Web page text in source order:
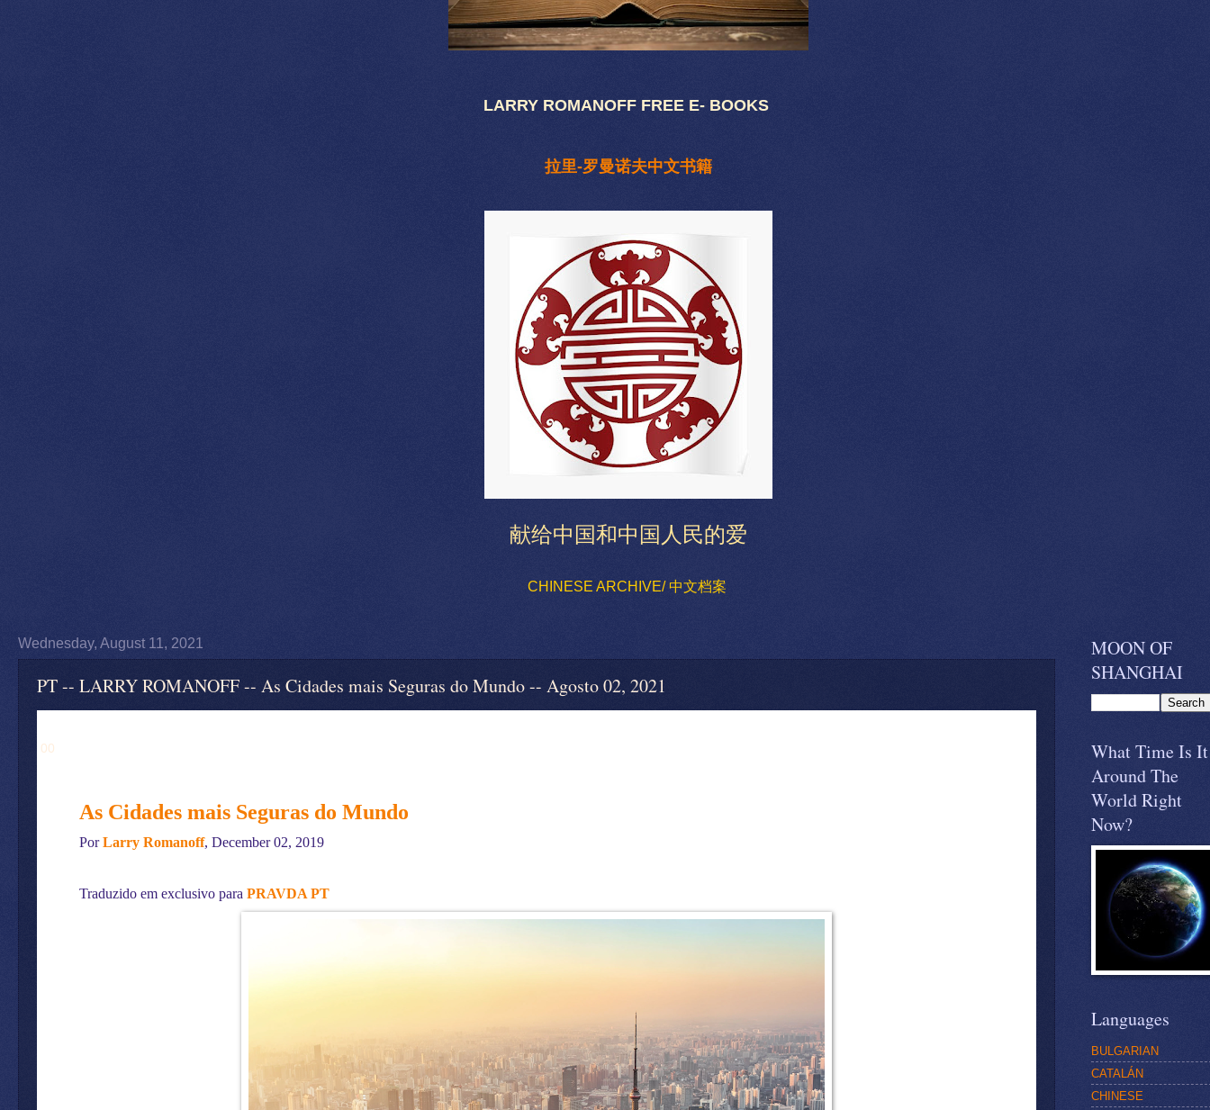
LARRY ROMANOFF FREE E- BOOKS
拉里-罗曼诺夫中文书籍
献给中国和中国人民的爱
CHINESE ARCHIVE/ 中文档案
Wednesday, August 11, 2021
PT -- LARRY ROMANOFF -- As Cidades mais Seguras do Mundo -- Agosto 02, 2021
00
As Cidades mais Seguras do Mundo
PorLarry Romanoff, December 02, 2019
Traduzido em exclusivo paraPRAVDA PT
MOON OF
SHANGHAI
What Time Is It
Around The
World Right
Now?
Languages
BULGARIAN
CATALÁN
CHINESE